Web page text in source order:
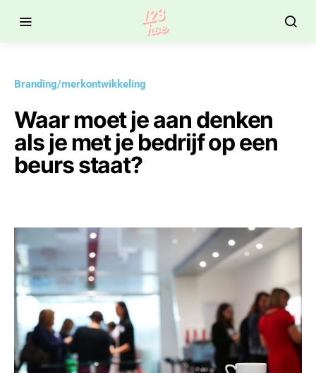
Branding/merkontwikkeling
Waar moet je aan denken
als je met je bedrijf op een
beurs staat?